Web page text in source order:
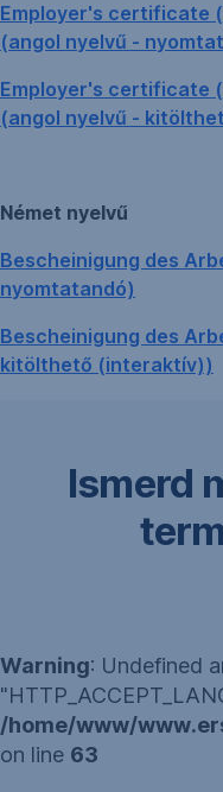
Employer's certificate
(angol nyelvű -
Employer's certificate
(angol nyelvű -
Német nyelvű
Bescheinigung des
nyomtatandó)
Bescheinigung des
kitölthető (interaktív))
Ismerd
Warning: Undefined
/home/www/
on line 63